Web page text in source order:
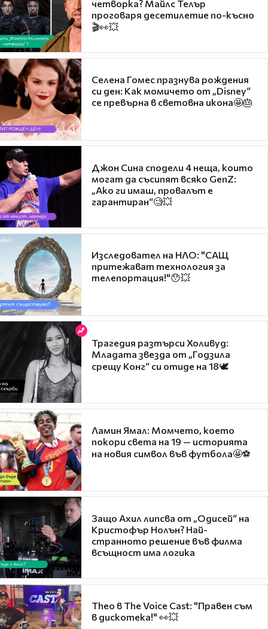
четворка? Майлс Телър
проговаря десетилетие по-късно
🎬👀💥
Селена Гомес празнува рождения
си ден: Как момичето от „Disney“
се превърна в световна икона🤩🎂
Джон Сина сподели 4 неща, които
могат да съсипят всяко GenZ:
„Ако ги имаш, провалът е
гарантиран“🧐💥
Изследовател на НЛО: "САЩ
притежават технология за
телепортация!"😯💥
Трагедия разтърси Холивуд:
Младата звезда от „Годзила
срещу Конг“ си отиде на 18🕊️
Ламин Ямал: Момчето, което
покори света на 19 — историята
на новия символ във футбола🤩⚽
Защо Ахил липсва от „Одисей“ на
Кристофър Нолън? Най-
странното решение във филма
всъщност има логика
Theo в The Voice Cast: "Правен съм
в дискотека!" 👀💥